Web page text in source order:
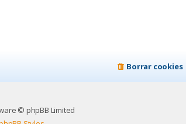
Borrar cookies
© phpBB Limited